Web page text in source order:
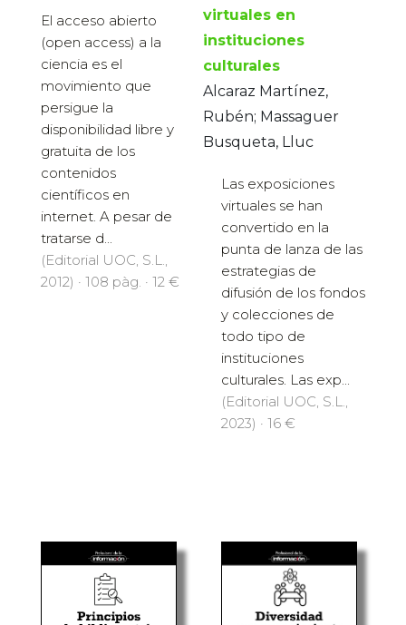
El acceso abierto
(open access) a la
ciencia es el
movimiento que
persigue la
disponibilidad libre y
gratuita de los
contenidos
científicos en
internet. A pesar de
tratarse d...
(Editorial UOC, S.L.,
2012) · 108 pàg. · 12 €
virtuales en
instituciones
culturales
Alcaraz Martínez,
Rubén; Massaguer
Busqueta, Lluc
Las exposiciones
virtuales se han
convertido en la
punta de lanza de las
estrategias de
difusión de los fondos
y colecciones de
todo tipo de
instituciones
culturales. Las exp...
(Editorial UOC, S.L.,
2023) · 16 €